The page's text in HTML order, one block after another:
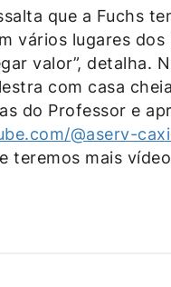
que a Fuchs
vários lugares
valor”, detalha.
com casa
do Professor e
@aserv-
teremos mais